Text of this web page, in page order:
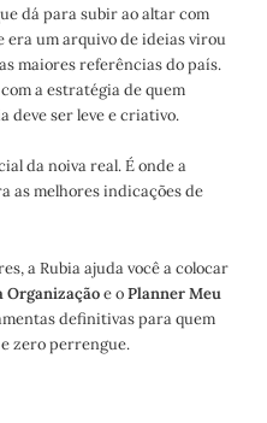
dá para subir ao altar com
era um arquivo de ideias virou
maiores referências do país.
a estratégia de quem
deve ser leve e criativo.
da noiva real. É onde a
as melhores indicações de
a Rubia ajuda você a colocar
Organizaçãoe oPlanner Meu
definitivas para quem
zero perrengue.